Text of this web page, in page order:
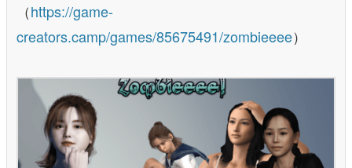
（https://game-
creators.camp/games/85675491/zombieeee）